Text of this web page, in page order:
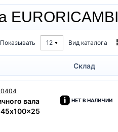
EURORICAMBI
Показывать 12 Вид каталога
Склад
вала
НЕТ В НАЛИЧИИ